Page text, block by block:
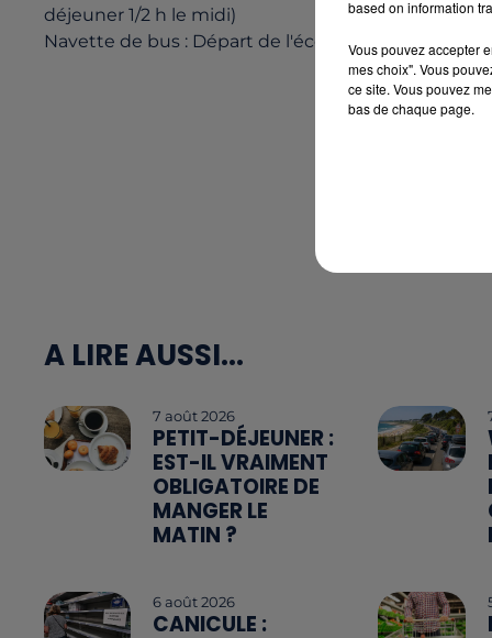
déjeuner 1/2 h le midi)
Navette de bus : Départ de l'école primaire et du
A LIRE AUSSI...
7 août 2026
PETIT-DÉJEUNER :
EST-IL VRAIMENT
OBLIGATOIRE DE
MANGER LE
MATIN ?
6 août 2026
CANICULE :
based on information
Vous pouvez accepter
mes choix". Vous
ce site. Vous pouvez
bas de chaque page.